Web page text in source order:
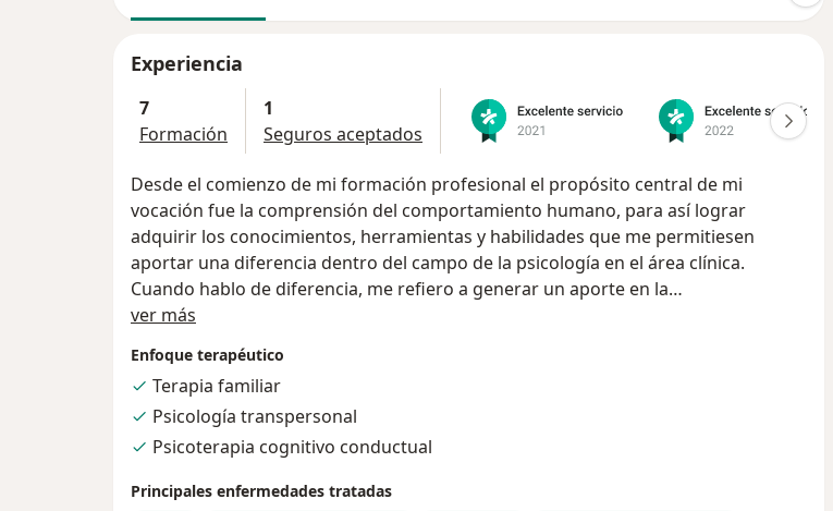
Experiencia
7
Formación
1
Seguros aceptados
Desde el comienzo de mi formación profesional el propósito central de mi
vocación fue la comprensión del comportamiento humano, para así lograr
adquirir los conocimientos, herramientas y habilidades que me permitiesen
aportar una diferencia dentro del campo de la psicología en el área clínica.
Cuando hablo de diferencia, me refiero a generar un aporte en la
ayuda,orientación y guía para las personas que requieren de apoyo en
aquellas situaciones de vida en las que se requiere otra visión y comprensión.
Durante mi formación fue esencial el tema de estudio de mi tesis profesional, "La
Resiliencia " aplicada en el maltrato infantil. La palabra resiliencia es parte
principal de mi enfoque terapéutico, en el sentido de un convencimiento
superar y sanar emocionalmente, mentalmente y físicamente, y es en este
ver más
Enfoque terapéutico
Terapia familiar
Psicología transpersonal
Psicoterapia cognitivo conductual
Principales enfermedades tratadas